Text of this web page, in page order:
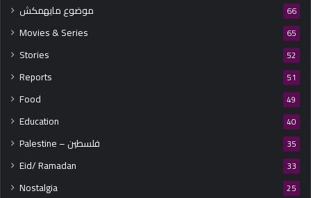
موضوع مايهمكش 66
Movies & Series 65
Stories 52
Reports 51
Food 49
Education 40
Palestine – فلسطين 35
Eid/ Ramadan 33
Nostalgia 25